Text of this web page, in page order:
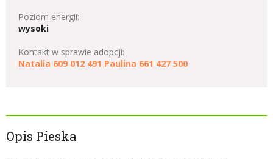
Poziom energii:
wysoki
Kontakt w sprawie adopcji:
Natalia 609 012 491 Paulina 661 427 500
Opis Pieska